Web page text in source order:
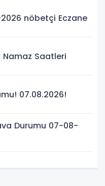
nöbetçi Eczane
Saatleri
07.08.2026!
Durumu 07-08-